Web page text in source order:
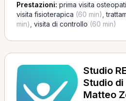
Prestazioni: prima visita
visita fisioterapica (60 min) ,
min) visita di controllo (60 min)
Studio
Studio
Matteo